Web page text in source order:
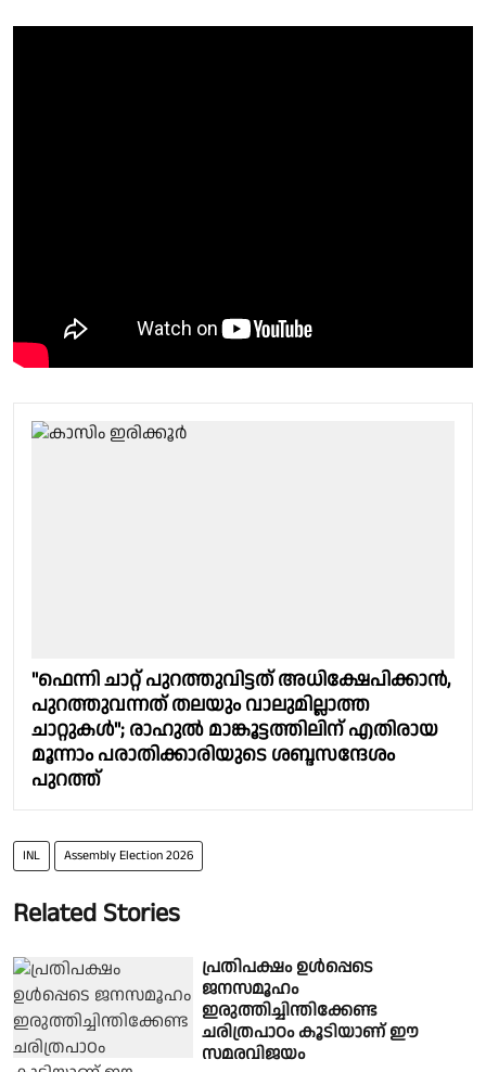
"ഫെന്നി ചാറ്റ് പുറത്തുവിട്ടത് അധിക്ഷേപിക്കാൻ,
പുറത്തുവന്നത് തലയും വാലുമില്ലാത്ത
ചാറ്റുകൾ"; രാഹുൽ മാങ്കൂട്ടത്തിലിന് എതിരായ
മൂന്നാം പരാതിക്കാരിയുടെ ശബ്ദസന്ദേശം
പുറത്ത്
INL Assembly Election 2026
Related Stories
പ്രതിപക്ഷം ഉള്‍പ്പെടെ
ജനസമൂഹം
ഇരുത്തിച്ചിന്തിക്കേണ്ട
ചരിത്രപാഠം കൂടിയാണ് ഈ
സമരവിജയം